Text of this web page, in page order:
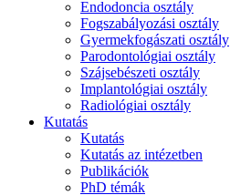
Endodoncia osztály
Fogszabályozási osztály
Gyermekfogászati osztály
Parodontológiai osztály
Szájsebészeti osztály
Implantológiai osztály
Radiológiai osztály
Kutatás
Kutatás
Kutatás az intézetben
Publikációk
PhD témák